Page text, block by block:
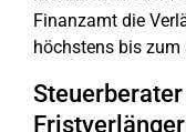
Finanzamt die
höchstens bis zum